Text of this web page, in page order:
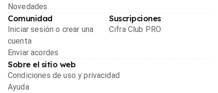
Novedades
Comunidad
Iniciar sesión o crear una
cuenta
Enviar acordes
Suscripciones
Cifra Club PRO
Sobre el sitio web
Condiciones de uso y privacidad
Ayuda